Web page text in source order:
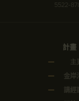
5522-
計畫
主
金岸
講經